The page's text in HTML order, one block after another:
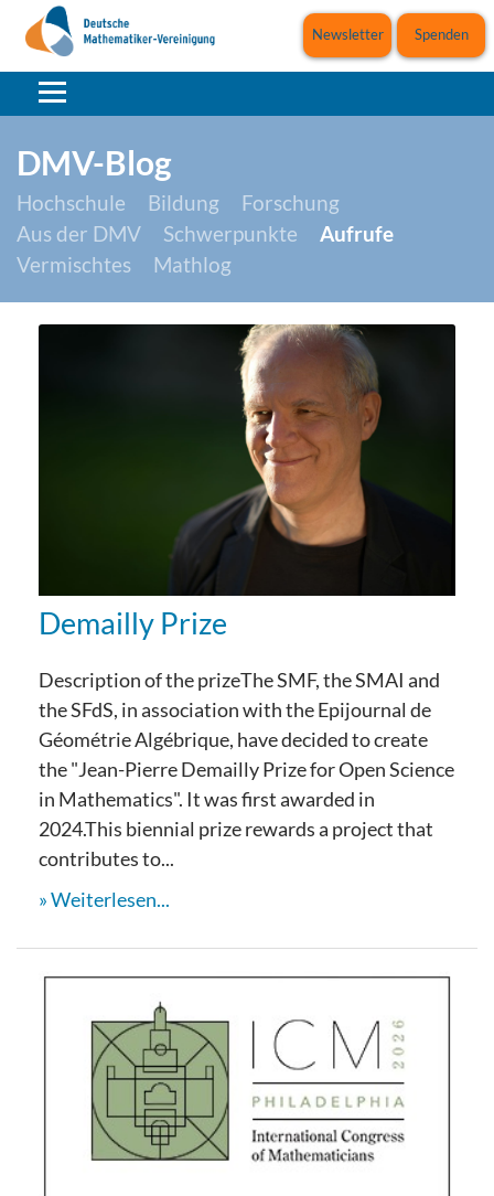
Spenden
Newsletter
DMV-Blog
Hochschule Bildung
Forschung
Aus der DMV
Schwerpunkte
Aufrufe
Vermischtes
Mathlog
Demailly Prize
Description of the prizeThe SMF, the SMAI and
the SFdS, in association with the Epijournal de
Géométrie Algébrique, have decided to create
the "Jean-Pierre Demailly Prize for Open Science
in Mathematics". It was first awarded in
2024.This biennial prize rewards a project that
contributes to...
Weiterlesen...